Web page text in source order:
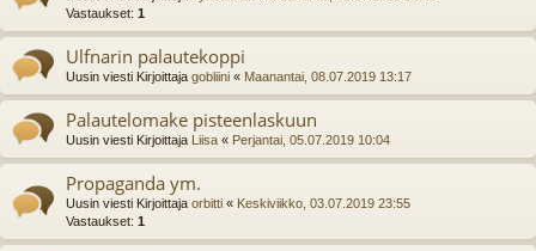
Vastaukset: 1
Ulfnarin palautekoppi
Uusin viesti Kirjoittaja gobliini « Maanantai, 08.07.2019 13:17
Palautelomake pisteenlaskuun
Uusin viesti Kirjoittaja Liisa « Perjantai, 05.07.2019 10:04
Propaganda ym.
Uusin viesti Kirjoittaja orbitti « Keskiviikko, 03.07.2019 23:55
Vastaukset: 1